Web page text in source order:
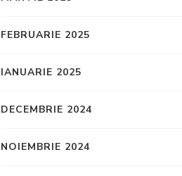
FEBRUARIE 2025
IANUARIE 2025
DECEMBRIE 2024
NOIEMBRIE 2024